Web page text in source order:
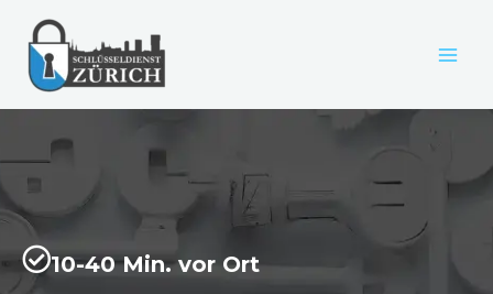
Inhalt
springen
10-40 Min. vor Ort